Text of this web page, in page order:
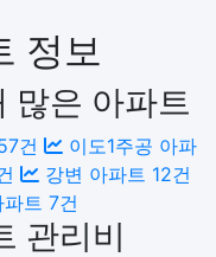
정보
많은 아파트
건
이도1주공 아파
강변 아파트 12건
트 7건
관리비